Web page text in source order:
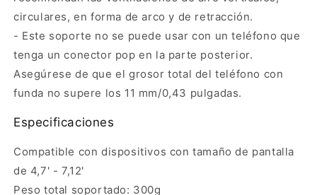
circulares, en forma de arco y de retracción.
- Este soporte no se puede usar con un teléfono que
tenga un conector pop en la parte posterior.
Asegúrese de que el grosor total del teléfono con
funda no supere los 11 mm/0,43 pulgadas.
Especificaciones
Compatible con dispositivos con tamaño de pantalla
de 4,7' - 7,12'
Peso total soportado: 300g